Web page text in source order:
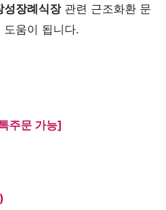
성장례식장관련 근조화환 문
움이 됩니다.
주문 가능]